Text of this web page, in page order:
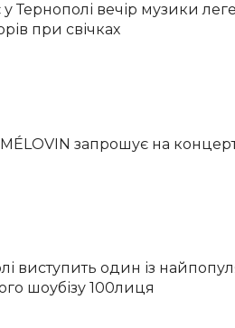
у Тернополі вечір музики
при свічках
запрошує на
виступить один із
шоубізу 100лиця